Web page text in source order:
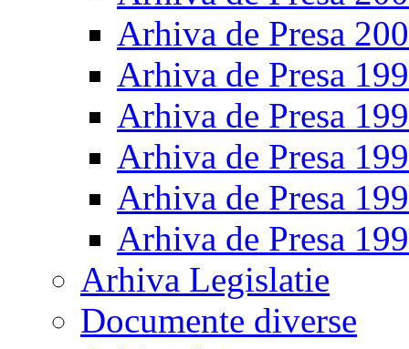
Arhiva de Presa
Arhiva de Presa
Arhiva de Presa
Arhiva de Presa
Arhiva de Presa
Arhiva de Presa
Arhiva Legislatie
Documente diverse